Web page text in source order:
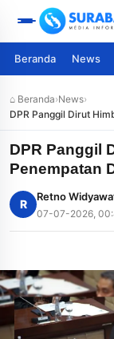
Beranda News
⌂ Beranda›News›
DPR Panggil Dirut
DPR Panggil
Penempatan
R
Retno
07-07-2026,